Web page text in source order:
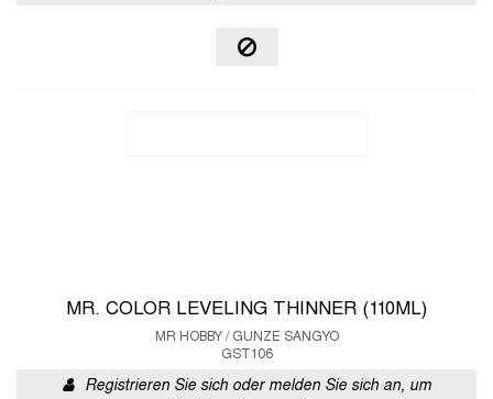
MR. COLOR LEVELING THINNER (110ML)
MR HOBBY / GUNZE SANGYO
GST106
Registrieren Sie sich oder melden Sie sich an, um